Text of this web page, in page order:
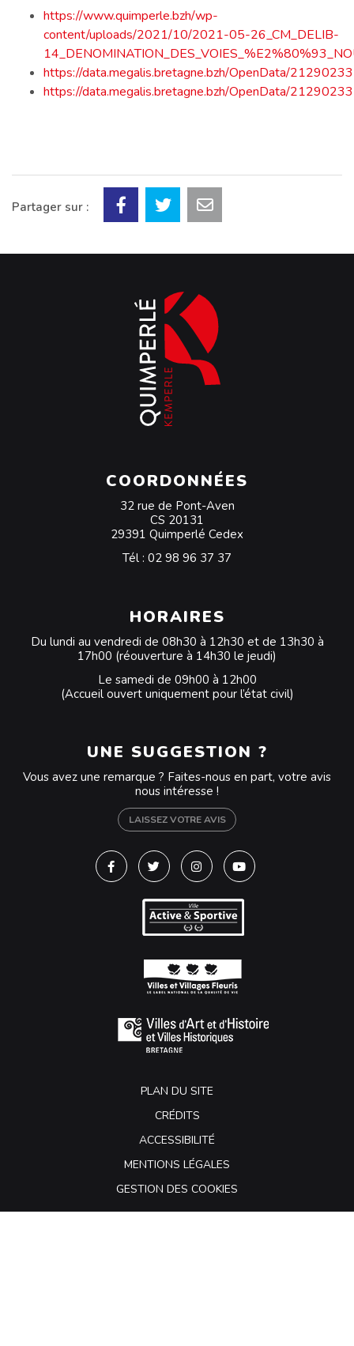
https://www.quimperle.bzh/wp-
content/uploads/2021/10/2021-05-26_CM_DELIB-
https://data.megalis.bretagne.bzh/OpenData/
https://data.megalis.bretagne.bzh/OpenData/
Partager sur :
COORDONNÉES
32 rue de Pont-Aven
CS 20131
29391 Quimperlé Cedex
Tél : 02 98 96 37 37
HORAIRES
Du lundi au vendredi de 08h30 à 12h30 et de 13h30 à
17h00 (réouverture à 14h30 le jeudi)
Le samedi de 09h00 à 12h00
(Accueil ouvert uniquement pour l’état civil)
UNE SUGGESTION ?
Vous avez une remarque ? Faites-nous en part, votre avis
nous intéresse !
LAISSEZ VOTRE AVIS
Lien vers le compte Facebook
Lien vers le compte Twitter
Lien vers le compte
Lien vers la chaîne
PLAN DU SITE
CRÉDITS
ACCESSIBILITÉ
MENTIONS LÉGALES
GESTION DES COOKIES